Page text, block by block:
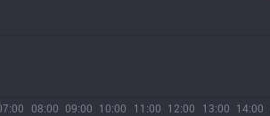
08:00 09:00 10:00 11:00 12:00 13:00 14:00